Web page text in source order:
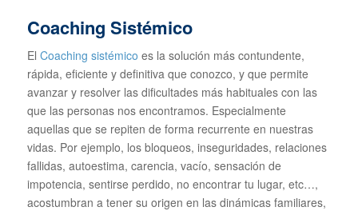
Coaching Sistémico
El Coaching sistémico es la solución más contundente,
rápida, eficiente y definitiva que conozco, y que permite
avanzar y resolver las dificultades más habituales con las
que las personas nos encontramos. Especialmente
aquellas que se repiten de forma recurrente en nuestras
vidas. Por ejemplo, los bloqueos, inseguridades, relaciones
fallidas, autoestima, carencia, vacío, sensación de
impotencia, sentirse perdido, no encontrar tu lugar, etc…,
acostumbran a tener su origen en las dinámicas familiares,